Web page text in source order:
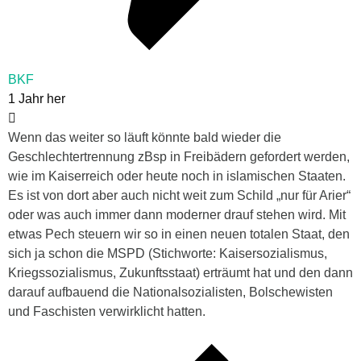
BKF
1 Jahr her
Wenn das weiter so läuft könnte bald wieder die
Geschlechtertrennung zBsp in Freibädern gefordert werden,
wie im Kaiserreich oder heute noch in islamischen Staaten.
Es ist von dort aber auch nicht weit zum Schild „nur für Arier“
oder was auch immer dann moderner drauf stehen wird. Mit
etwas Pech steuern wir so in einen neuen totalen Staat, den
sich ja schon die MSPD (Stichworte: Kaisersozialismus,
Kriegssozialismus, Zukunftsstaat) erträumt hat und den dann
darauf aufbauend die Nationalsozialisten, Bolschewisten
und Faschisten verwirklicht hatten.